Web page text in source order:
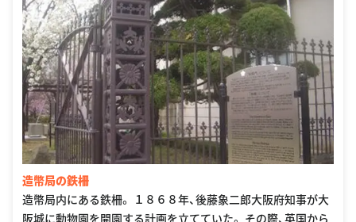
造幣局の鉄柵
造幣局内にある鉄柵。 １８６８年、後藤象二郎大阪府知事が大
阪城に動物園を開園する計画を立てていた。 その際、英国から